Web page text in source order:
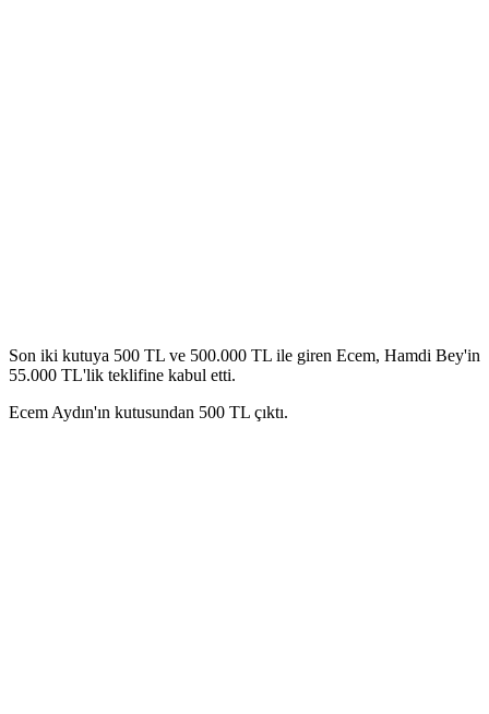
Son iki kutuya 500 TL ve 500.000 TL ile giren Ecem, Hamdi Bey'in
55.000 TL'lik teklifine kabul etti.
Ecem Aydın'ın kutusundan 500 TL çıktı.